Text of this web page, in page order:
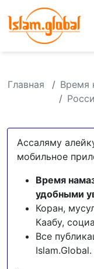
Главная
Время
Ассаляму
мобильное
Время
удобными
Коран,
Каабу,
Все
Islam.Global.